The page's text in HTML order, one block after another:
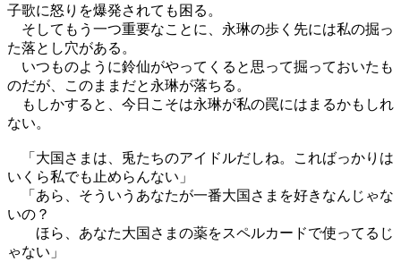
子歌に怒りを爆発されても困る。
そしてもう一つ重要なことに、永琳の歩く先には私の掘っ
た落とし穴がある。
いつものように鈴仙がやってくると思って掘っておいたも
のだが、このままだと永琳が落ちる。
もしかすると、今日こそは永琳が私の罠にはまるかもしれ
ない。
「大国さまは、兎たちのアイドルだしね。こればっかりは
いくら私でも止めらんない」
「あら、そういうあなたが一番大国さまを好きなんじゃな
いの？
ほら、あなた大国さまの薬をスペルカードで使ってるじ
ゃない」